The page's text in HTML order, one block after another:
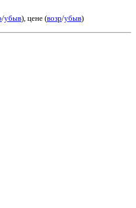
/убыв), цене (возр/убыв)